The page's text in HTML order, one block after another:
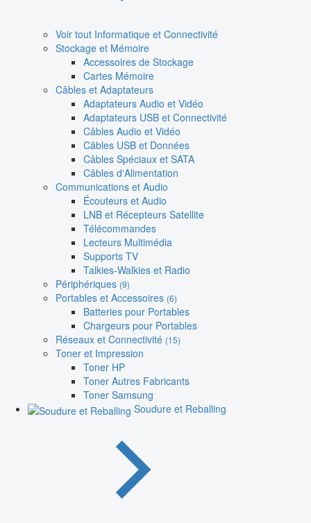
Voir tout Informatique et Connectivité
Stockage et Mémoire
Accessoires de Stockage
Cartes Mémoire
Câbles et Adaptateurs
Adaptateurs Audio et Vidéo
Adaptateurs USB et Connectivité
Câbles Audio et Vidéo
Câbles USB et Données
Câbles Spéciaux et SATA
Câbles d'Alimentation
Communications et Audio
Écouteurs et Audio
LNB et Récepteurs Satellite
Télécommandes
Lecteurs Multimédia
Supports TV
Talkies-Walkies et Radio
Périphériques (9)
Portables et Accessoires (6)
Batteries pour Portables
Chargeurs pour Portables
Réseaux et Connectivité (15)
Toner et Impression
Toner HP
Toner Autres Fabricants
Toner Samsung
Soudure et Reballing